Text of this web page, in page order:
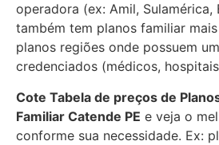
operadora (ex: Amil,
também tem planos familiar
planos regiões onde possuem
credenciados (médicos,
Cote Tabela de preços de
Familiar Catende PE e veja o
conforme sua necessidade. Ex: